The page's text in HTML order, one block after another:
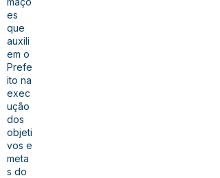
es
que
auxili
em o
Prefe
ito na
exec
ução
dos
objeti
vos e
meta
s do